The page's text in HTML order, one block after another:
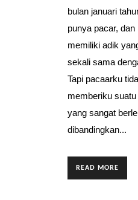
bulan januari
punya pacar,
memiliki adik
sekali sama
Tapi pacaarku
memberiku
yang sangat
dibandingkan...
READ MORE